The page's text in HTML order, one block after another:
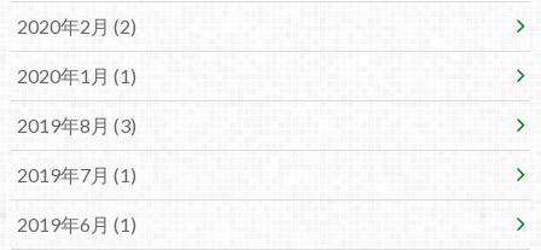
2020年2月 (2)
2020年1月 (1)
2019年8月 (3)
2019年7月 (1)
2019年6月 (1)